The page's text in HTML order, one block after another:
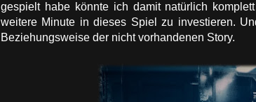
gespielt habe könnte ich damit natürlich
weitere Minute in dieses Spiel zu investieren.
Beziehungsweise der nicht vorhandenen Story.